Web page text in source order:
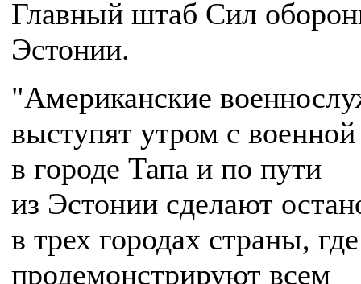
Главный штаб Сил
Эстонии.
"Американские
выступят утром с
в городе Тапа и по пути
из Эстонии сделают
в трех городах страны, где
продемонстрируют всем